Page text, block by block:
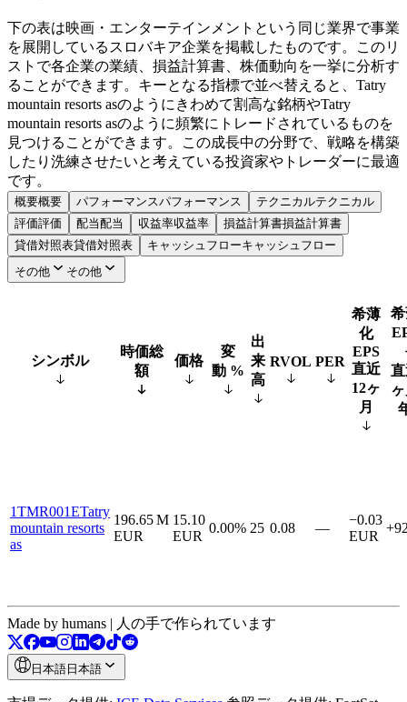
下の表は映画・エンターテインメントという同じ業界で事業
を展開しているスロバキア企業を掲載したものです。このリ
ストで各企業の業績、損益計算書、株価動向を一挙に分析す
ることができます。キーとなる指標で並べ替えると、Tatry
mountain resorts asのようにきわめて割高な銘柄やTatry
mountain resorts asのように頻繁にトレードされているものを
見つけることができます。この成長中の分野で、戦略を構築
したり洗練させたいと考えている投資家やトレーダーに最適
です。
概要概要 パフォーマンスパフォーマンス テクニカルテクニカル
評価評価 配当配当 収益率収益率 損益計算書損益計算書
貸借対照表貸借対照表 キャッシュフローキャッシュフロー
その他
その他
シンボル
時価総
額
価格
変
動 %
出
来
高
RVOL PER
希薄
化
EPS
直近
12ヶ
月
1TMR001ETatry
mountain resorts
as
196.65 M
EUR
15.10
EUR
0.00% 25 0.08 —
−0.03
EUR
Made by humans | 人の手で作られています
日本語 日本語